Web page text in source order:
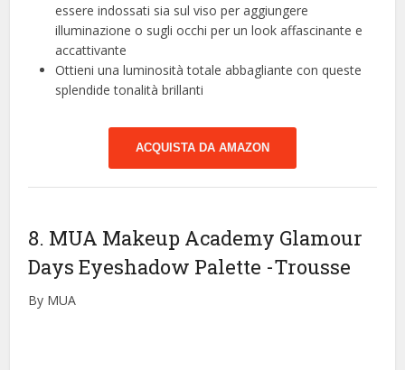
essere indossati sia sul viso per aggiungere
illuminazione o sugli occhi per un look affascinante e
accattivante
Ottieni una luminosità totale abbagliante con queste
splendide tonalità brillanti
ACQUISTA DA AMAZON
8. MUA Makeup Academy Glamour
Days Eyeshadow Palette -Trousse
By MUA